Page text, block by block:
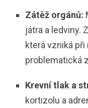
Zátěž orgánů:
játra a ledviny.
která vzniká
problematická
Krevní tlak a
kortizolu a